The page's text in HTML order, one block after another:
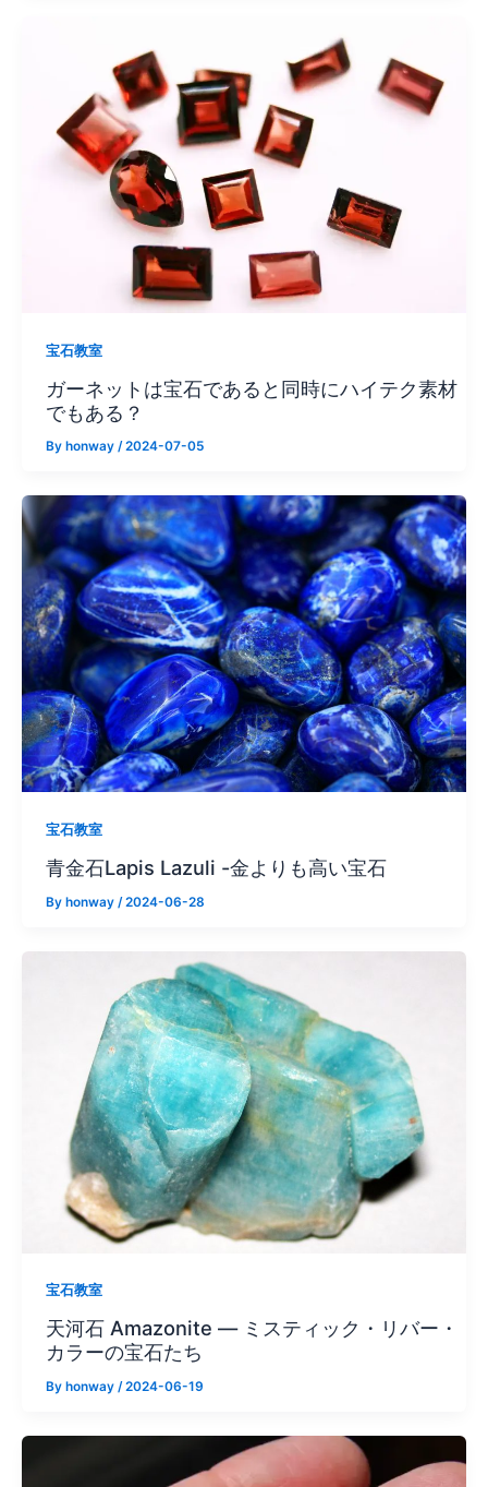
宝石教室
ガーネットは宝石であると同時にハイテク素材
でもある？
By honway /2024-07-05
宝石教室
青金石Lapis Lazuli -金よりも高い宝石
By honway /2024-06-28
宝石教室
天河石 Amazonite — ミスティック・リバー・
カラーの宝石たち
By honway /2024-06-19